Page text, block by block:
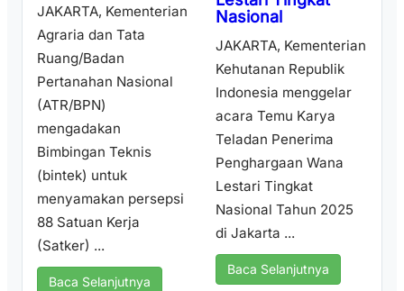
JAKARTA, Kementerian
Agraria dan Tata
Ruang/Badan
Pertanahan Nasional
(ATR/BPN)
mengadakan
Bimbingan Teknis
(bintek) untuk
menyamakan persepsi
88 Satuan Kerja
(Satker) ...
Baca Selanjutnya
Nasional
JAKARTA, Kementerian
Kehutanan Republik
Indonesia menggelar
acara Temu Karya
Teladan Penerima
Penghargaan Wana
Lestari Tingkat
Nasional Tahun 2025
di Jakarta ...
Baca Selanjutnya